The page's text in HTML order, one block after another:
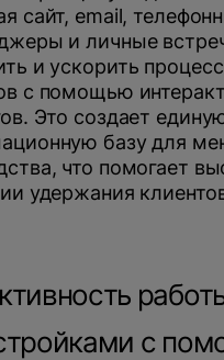
сайт, email,
и личные
и ускорить
с помощью
Это создает
базу для
что помогает
удержания
с